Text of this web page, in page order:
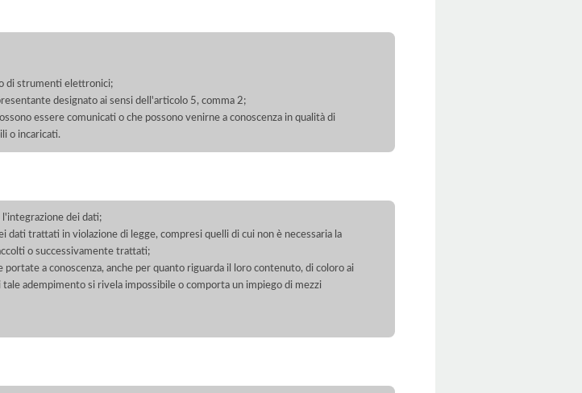
di strumenti elettronici;
designato ai sensi dell'articolo 5, comma 2;
essere comunicati o che possono venirne a conoscenza in qualità di
o incaricati.
l'integrazione dei dati;
dati trattati in violazione di legge, compresi quelli di cui non è necessaria la
o successivamente trattati;
a conoscenza, anche per quanto riguarda il loro contenuto, di coloro ai
adempimento si rivela impossibile o comporta un impiego di mezzi